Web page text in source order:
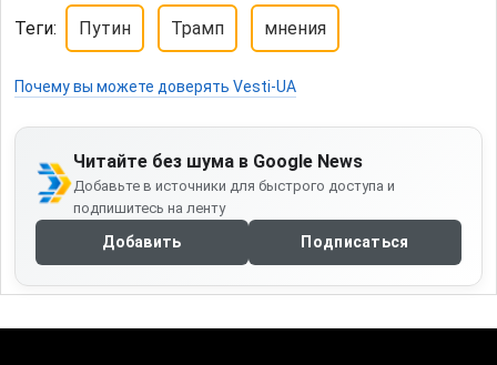
Теги: Путин Трамп мнения
Почему вы можете доверять Vesti-UA
Читайте без шума в Google News
Добавьте в источники для быстрого доступа и
подпишитесь на ленту
Добавить Подписаться